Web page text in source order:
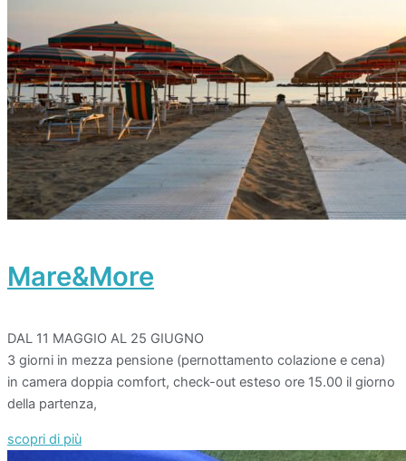
Mare&More
DAL 11 MAGGIO AL 25 GIUGNO
3 giorni in mezza pensione (pernottamento colazione e cena)
in camera doppia comfort, check-out esteso ore 15.00 il giorno
della partenza,
scopri di più